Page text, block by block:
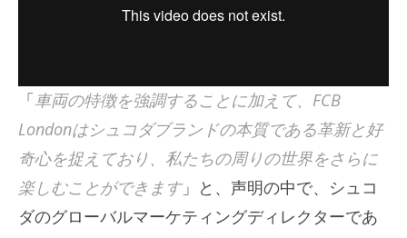
「車両の特徴を強調することに加えて、FCB
Londonはシュコダブランドの本質である革新と好
奇心を捉えており、私たちの周りの世界をさらに
楽しむことができます」と、声明の中で、シュコ
ダのグローバルマーケティングディレクターであ